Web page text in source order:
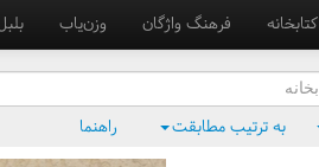
کتابخانه فرهنگ واژگان وزن‌یاب
به ترتیب مطابقت راهنما